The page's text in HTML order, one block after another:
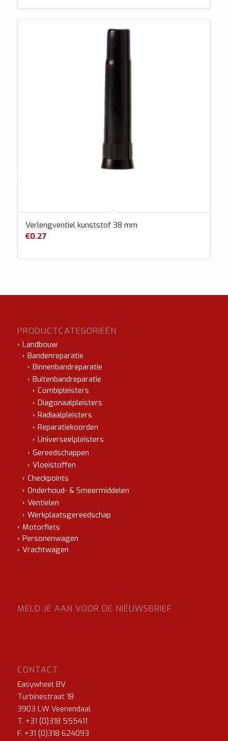
Verlengventiel kunststof 38 mm
€0.27
PRODUCTCATEGORIEËN
Landbouw
Bandenreparatie
Binnenbandreparatie
Buitenbandreparatie
Combipleisters
Diagonaalpleisters
Radiaalpleisters
Reparatiekoorden
Universeelpleisters
Gereedschappen
Vloeistoffen
Checkpoints
Onderhoud- & Smeermiddelen
Ventielen
Werkplaatsgereedschap
Motorfiets
Personenwagen
Vrachtwagen
MELD JE AAN VOOR DE NIEUWSBRIEF
CONTACT
Easywheel BV
Turbinestraat 18
3903 LW Veenendaal
T. +31 (0)318 555411
F. +31 (0)318 624093